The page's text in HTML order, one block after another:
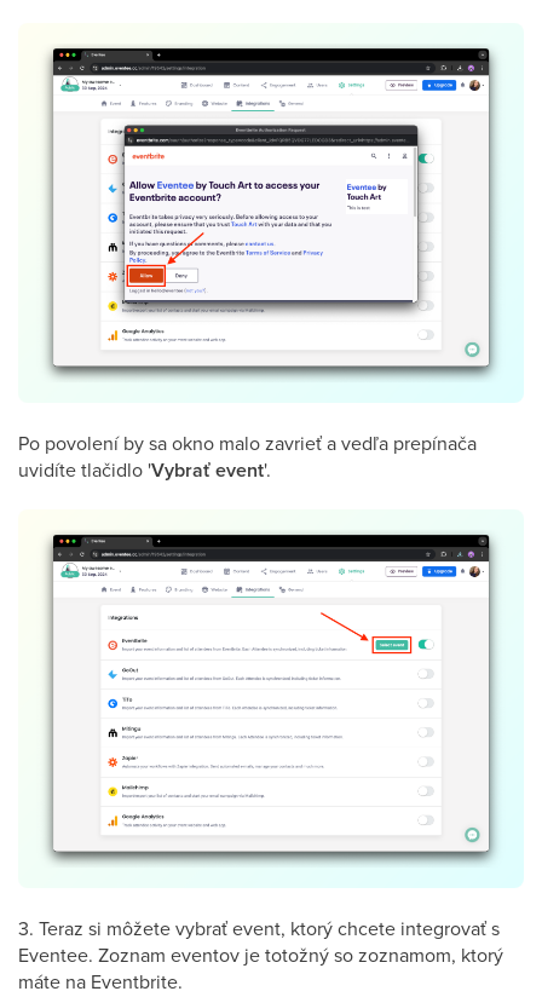
Po povolení by sa okno malo zavrieť a vedľa prepínača
uvidíte tlačidlo 'Vybrať event'.
3. Teraz si môžete vybrať event, ktorý chcete integrovať s
Eventee. Zoznam eventov je totožný so zoznamom, ktorý
máte na Eventbrite.